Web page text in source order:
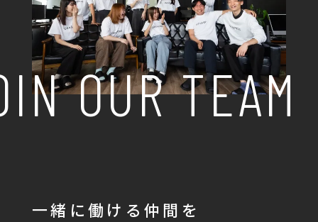
OUR TEAM
一緒に働ける仲間を